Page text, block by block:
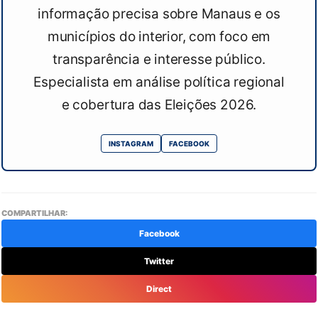
informação precisa sobre Manaus e os
municípios do interior, com foco em
transparência e interesse público.
Especialista em análise política regional
e cobertura das Eleições 2026.
INSTAGRAM FACEBOOK
COMPARTILHAR:
Facebook
Twitter
Direct